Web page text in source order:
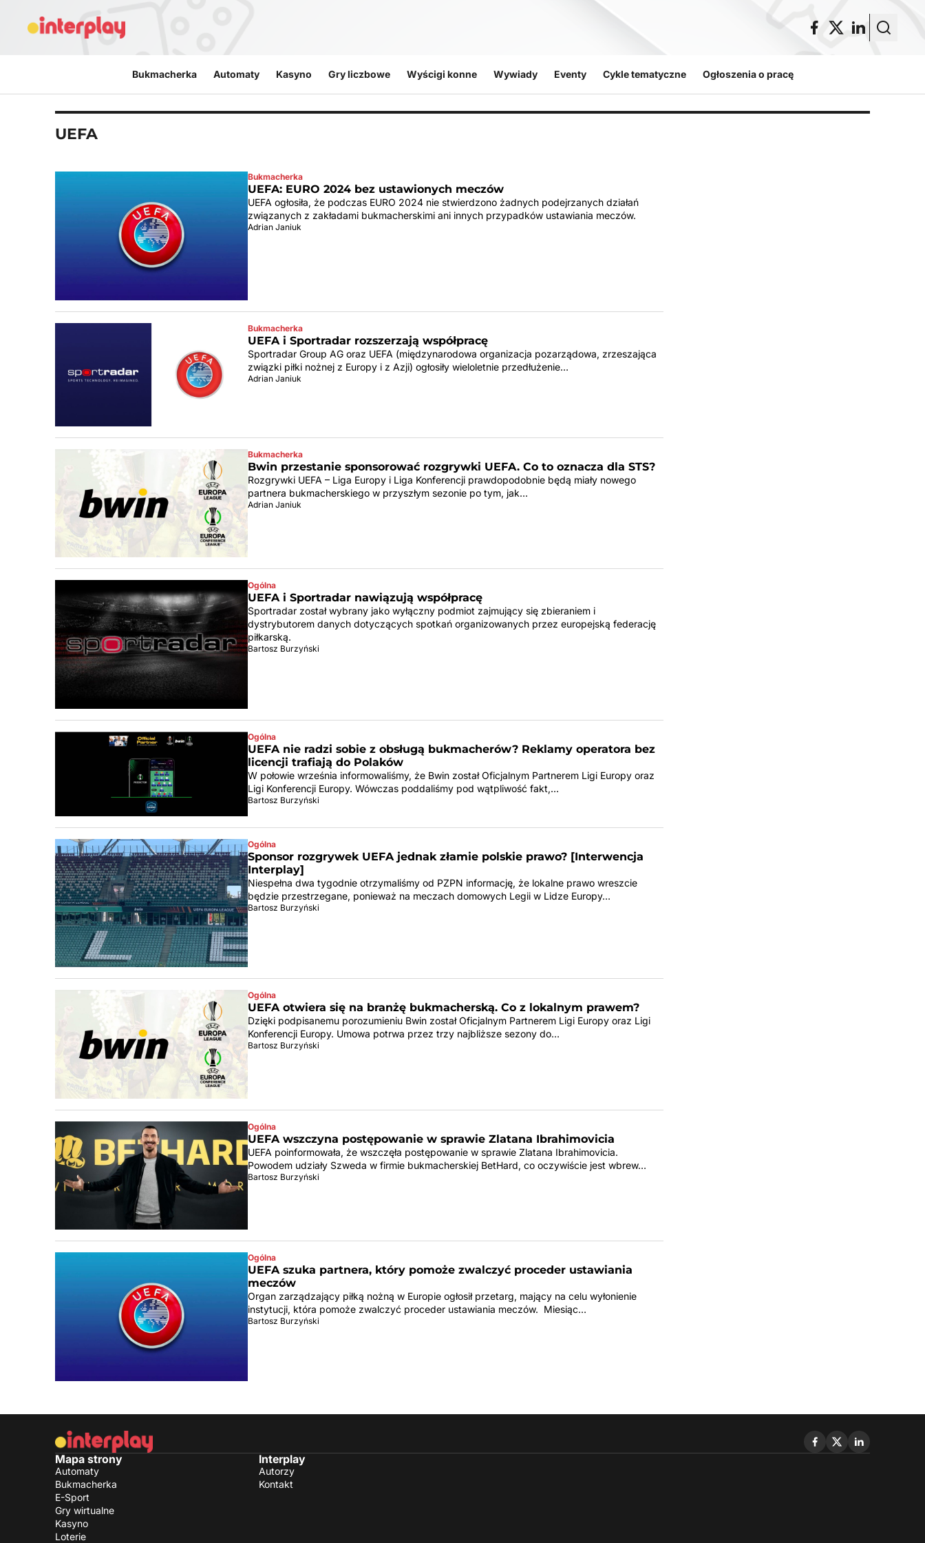
Bukmacherka Automaty Kasyno Gry liczbowe Wyścigi konne Wywiady Eventy Cykle tematyczne Ogłoszenia o pracę
UEFA
Bukmacherka
UEFA: EURO 2024 bez ustawionych meczów
UEFA ogłosiła, że ​​podczas EURO 2024 nie stwierdzono żadnych podejrzanych działań
związanych z zakładami bukmacherskimi ani innych przypadków ustawiania meczów.
Adrian Janiuk
Bukmacherka
UEFA i Sportradar rozszerzają współpracę
Sportradar Group AG oraz UEFA (międzynarodowa organizacja pozarządowa, zrzeszająca
związki piłki nożnej z Europy i z Azji) ogłosiły wieloletnie przedłużenie…
Adrian Janiuk
Bukmacherka
Bwin przestanie sponsorować rozgrywki UEFA. Co to oznacza dla STS?
Rozgrywki UEFA – Liga Europy i Liga Konferencji prawdopodobnie będą miały nowego
partnera bukmacherskiego w przyszłym sezonie po tym, jak…
Adrian Janiuk
Ogólna
UEFA i Sportradar nawiązują współpracę
Sportradar został wybrany jako wyłączny podmiot zajmujący się zbieraniem i
dystrybutorem danych dotyczących spotkań organizowanych przez europejską federację
piłkarską.
Bartosz Burzyński
Ogólna
UEFA nie radzi sobie z obsługą bukmacherów? Reklamy operatora bez
licencji trafiają do Polaków
W połowie września informowaliśmy, że Bwin został Oficjalnym Partnerem Ligi Europy oraz
Ligi Konferencji Europy. Wówczas poddaliśmy pod wątpliwość fakt,…
Bartosz Burzyński
Ogólna
Sponsor rozgrywek UEFA jednak złamie polskie prawo? [Interwencja
Interplay]
Niespełna dwa tygodnie otrzymaliśmy od PZPN informację, że lokalne prawo wreszcie
będzie przestrzegane, ponieważ na meczach domowych Legii w Lidze Europy…
Bartosz Burzyński
Ogólna
UEFA otwiera się na branżę bukmacherską. Co z lokalnym prawem?
Dzięki podpisanemu porozumieniu Bwin został Oficjalnym Partnerem Ligi Europy oraz Ligi
Konferencji Europy. Umowa potrwa przez trzy najbliższe sezony do…
Bartosz Burzyński
Ogólna
UEFA wszczyna postępowanie w sprawie Zlatana Ibrahimovicia
UEFA poinformowała, że wszczęła postępowanie w sprawie Zlatana Ibrahimovicia.
Powodem udziały Szweda w firmie bukmacherskiej BetHard, co oczywiście jest wbrew…
Bartosz Burzyński
Ogólna
UEFA szuka partnera, który pomoże zwalczyć proceder ustawiania
meczów
Organ zarządzający piłką nożną w Europie ogłosił przetarg, mający na celu wyłonienie
instytucji, która pomoże zwalczyć proceder ustawiania meczów. Miesiąc…
Bartosz Burzyński
Mapa strony
Automaty
Bukmacherka
E-Sport
Gry wirtualne
Kasyno
Loterie
Interplay
Autorzy
Kontakt